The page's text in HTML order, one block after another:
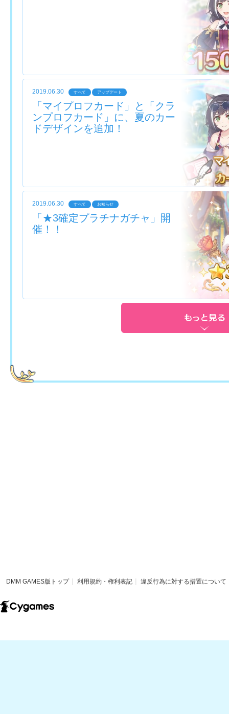
2019.06.30 すべて アップデート
「マイプロフカード」と「クラ
ンプロフカード」に、夏のカー
ドデザインを追加！
2019.06.30 すべて お知らせ
「★3確定プラチナガチャ」開
催！！
DMM GAMES版トップ 利用規約・権利表記 違反行為に対する措置について